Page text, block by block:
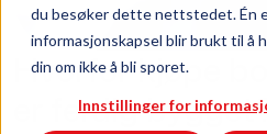
du besøker dette nettstedet. Én
informasjonskapsel blir brukt til å
din om ikke å bli sporet.
Innstillinger for
Hvorfor kjøpe
er ferdig